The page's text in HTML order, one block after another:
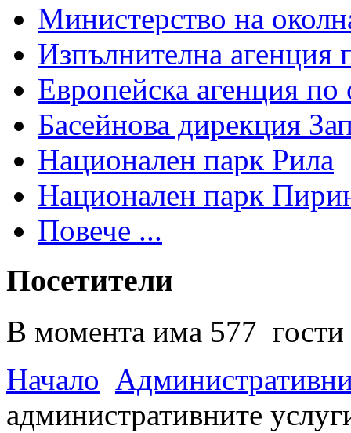
Министерство на
Изпълнителна агенция
Европейска агенция по
Басейнова дирекция
Национален парк Рила
Национален парк
Повече ...
Посетители
В момента има 577 гости
Начало
административните